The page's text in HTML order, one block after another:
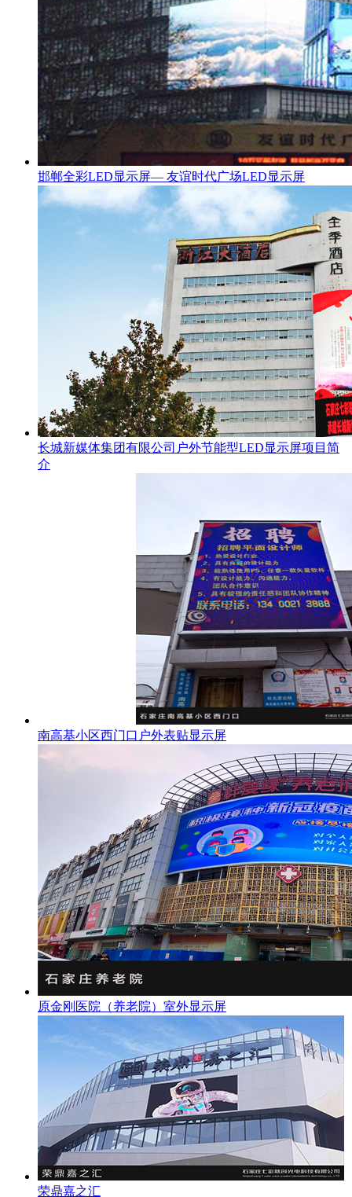
邯郸全彩LED显示屏— 友谊时代广场LED显示屏
长城新媒体集团有限公司户外节能型LED显示屏项目简
介
南高基小区西门口户外表贴显示屏
原金刚医院（养老院）室外显示屏
荣鼎嘉之汇